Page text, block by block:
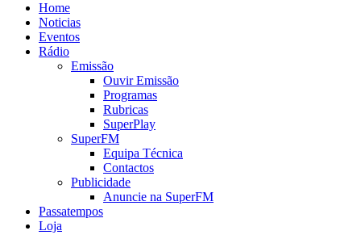
Home
Noticias
Eventos
Rádio
Emissão
Ouvir Emissão
Programas
Rubricas
SuperPlay
SuperFM
Equipa Técnica
Contactos
Publicidade
Anuncie na SuperFM
Passatempos
Loja